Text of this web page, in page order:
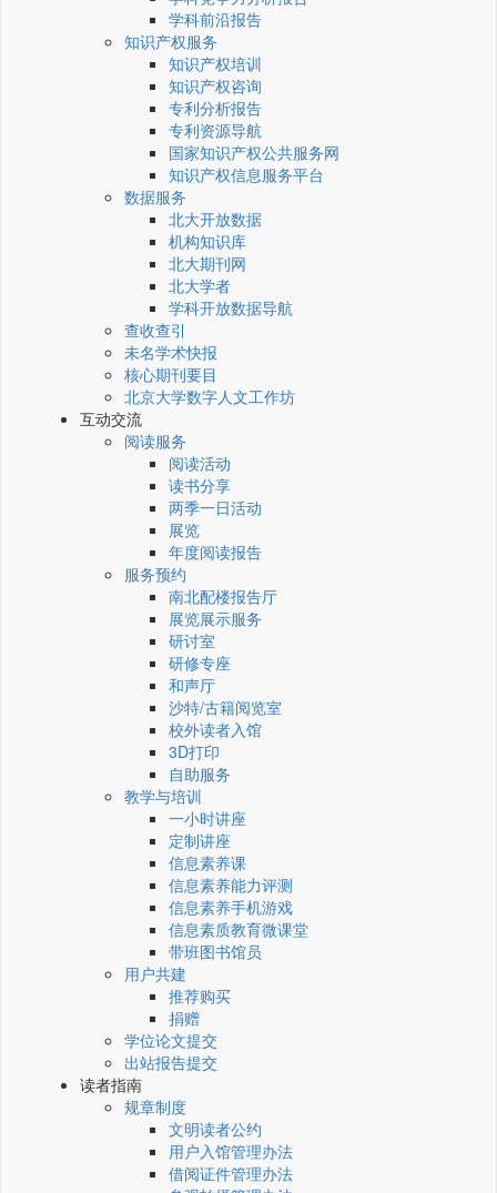
学科前沿报告
知识产权服务
知识产权培训
知识产权咨询
专利分析报告
专利资源导航
国家知识产权公共服务网
知识产权信息服务平台
数据服务
北大开放数据
机构知识库
北大期刊网
北大学者
学科开放数据导航
查收查引
未名学术快报
核心期刊要目
北京大学数字人文工作坊
互动交流
阅读服务
阅读活动
读书分享
两季一日活动
展览
年度阅读报告
服务预约
南北配楼报告厅
展览展示服务
研讨室
研修专座
和声厅
沙特/古籍阅览室
校外读者入馆
3D打印
自助服务
教学与培训
一小时讲座
定制讲座
信息素养课
信息素养能力评测
信息素养手机游戏
信息素质教育微课堂
带班图书馆员
用户共建
推荐购买
捐赠
学位论文提交
出站报告提交
读者指南
规章制度
文明读者公约
用户入馆管理办法
借阅证件管理办法